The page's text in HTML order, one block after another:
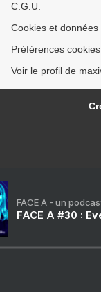
C.G.U.
Cookies et
Préférences cookies
Voir le profil de
FACE A - un
FACE A #30 :